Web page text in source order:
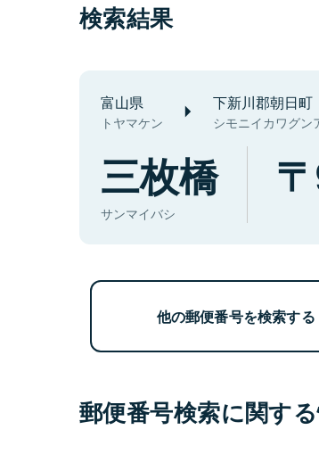
検索結果
富山県
トヤマケン
下新川郡朝日町
シモニイカワグン
三枚橋
サンマイバシ
他の郵便番号を検索する
郵便番号検索に関す